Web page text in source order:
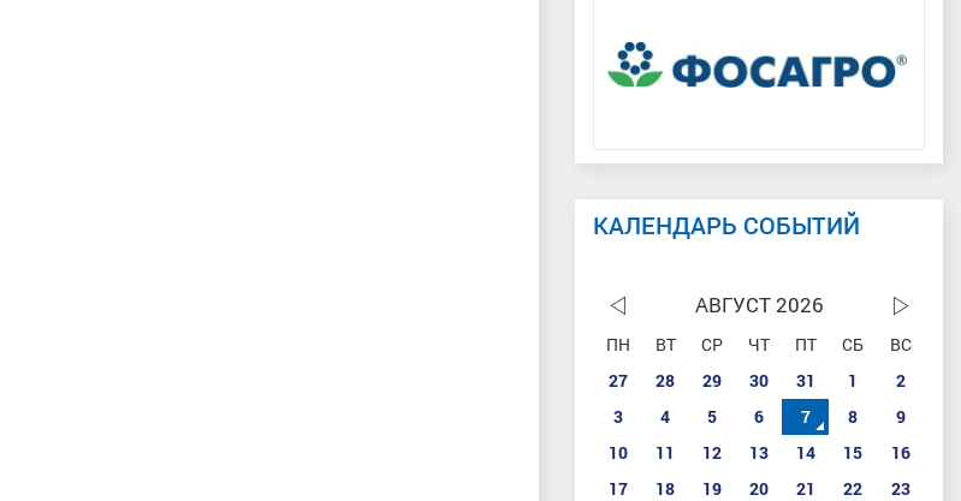
КАЛЕНДАРЬ СОБЫТИЙ
АВГУСТ 2026
ПН ВТ СР ЧТ ПТ СБ
ВС
27
28 29 30 31 1
2
3
4 5 6 7 8
9
10
11 12 13 14 15
16
17
18 19 20 21 22
23